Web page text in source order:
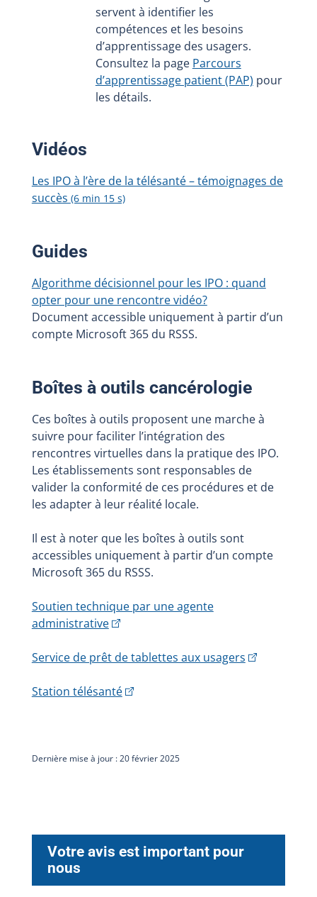
servent à identifier les
compétences et les besoins
d’apprentissage des usagers.
Consultez la page Parcours
d’apprentissage patient (PAP) pour
les détails.
Vidéos
Les IPO à l’ère de la télésanté – témoignages de
succès (6 min 15 s)
Guides
Algorithme décisionnel pour les IPO : quand
opter pour une rencontre vidéo?
Document accessible uniquement à partir d’un
compte Microsoft 365 du RSSS.
Boîtes à outils cancérologie
Ces boîtes à outils proposent une marche à
suivre pour faciliter l’intégration des
rencontres virtuelles dans la pratique des IPO.
Les établissements sont responsables de
valider la conformité de ces procédures et de
les adapter à leur réalité locale.
Il est à noter que les boîtes à outils sont
accessibles uniquement à partir d’un compte
Microsoft 365 du RSSS.
Soutien technique par une agente
administrative
Service de prêt de tablettes aux usagers
Station télésanté
Dernière mise à jour : 20 février 2025
Votre avis est important pour
nous